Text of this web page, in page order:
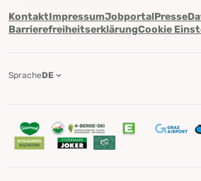
KontaktImpressumJobportalPresse
BarrierefreiheitserklärungCookie
SpracheDE